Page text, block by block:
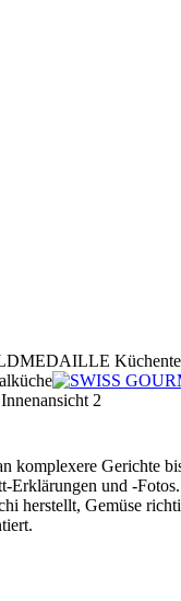
Innenansicht 2
komplexere Gerichte
Erklärungen und -Fotos.
herstellt, Gemüse